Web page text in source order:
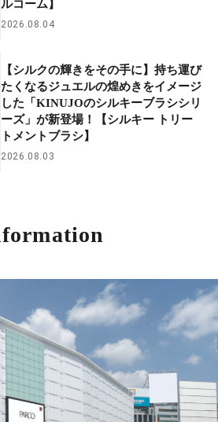
ルコーム】
2026.08.04
【シルクの輝きをその手に】持ち運び
たくなるジュエルの煌めきをイメージ
した「KINUJOのシルキーブラシシリ
ーズ」が新登場！【シルキー トリー
トメントブラシ】
2026.08.03